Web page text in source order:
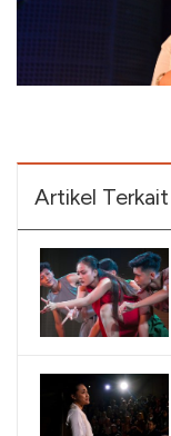
Artikel Terkait